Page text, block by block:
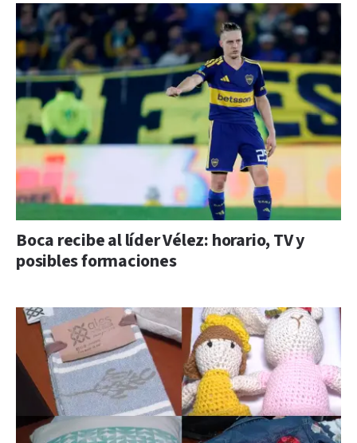
Boca recibe al líder Vélez: horario, TV y
posibles formaciones